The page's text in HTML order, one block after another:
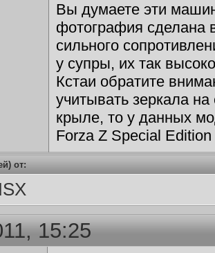
Вы думаете эти
фотография сделана
сильного
у супры, их так
Кстаи обратите
учитывать зеркала
крыле, то у данных
Forza Z Special
от:
15:25